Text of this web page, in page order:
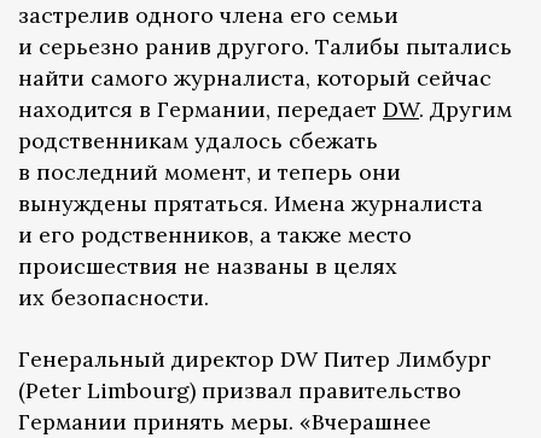
застрелив одного члена его семьи
и серьезно ранив другого. Талибы пытались
найти самого журналиста, который сейчас
находится в Германии, передает DW. Другим
родственникам удалось сбежать
в последний момент, и теперь они
вынуждены прятаться. Имена журналиста
и его родственников, а также место
происшествия не названы в целях
их безопасности.
Генеральный директор DW Питер Лимбург
(Peter Limbourg) призвал правительство
Германии принять меры. «Вчерашнее